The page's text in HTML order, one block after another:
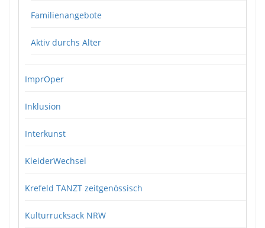
Familienangebote
Aktiv durchs Alter
ImprOper
Inklusion
Interkunst
KleiderWechsel
Krefeld TANZT zeitgenössisch
Kulturrucksack NRW